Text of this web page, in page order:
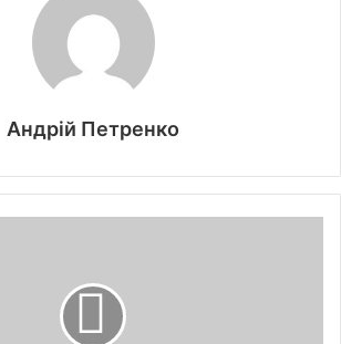
Андрій Петренко